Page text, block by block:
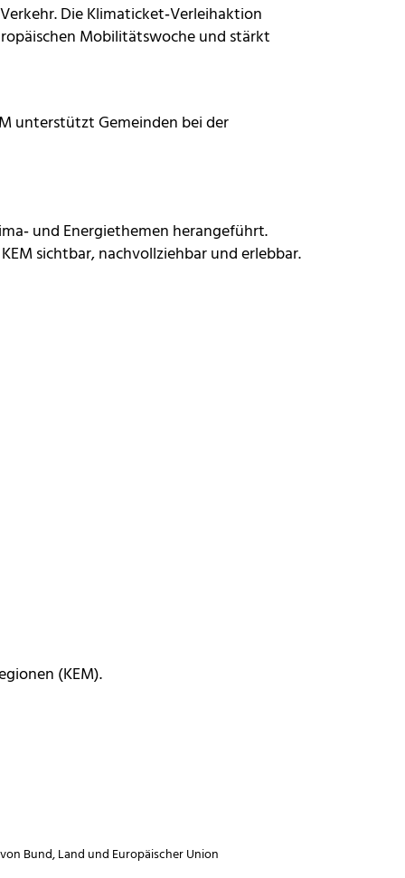
Die Klimaticket‑Verleihaktion
Mobilitätswoche und stärkt
unterstützt Gemeinden bei der
und Energiethemen herangeführt.
sichtbar, nachvollziehbar und erlebbar.
(KEM).
Bund,Land und Europäischer Union